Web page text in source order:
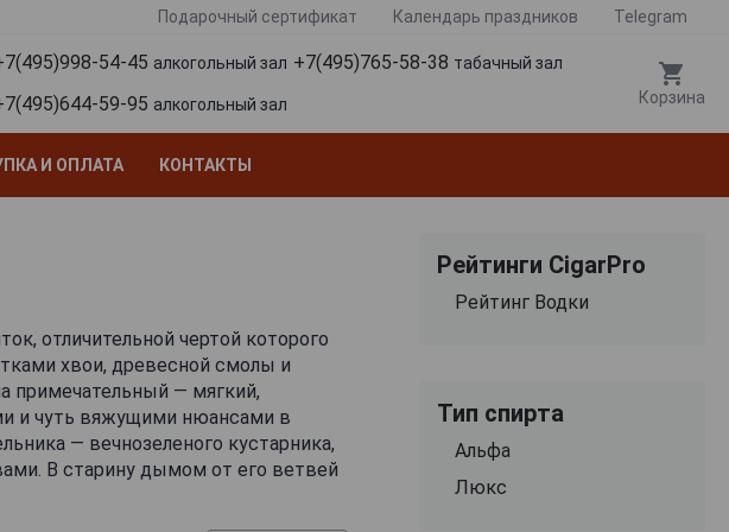
Подарочный сертификат Календарь праздников Telegram
54-45 алкогольный зал +7(495)765-58-38 табачный зал
59-95 алкогольный зал Корзина
И ОПЛАТА КОНТАКТЫ
отличительной чертой которого
хвои, древесной смолы и
примечательный — мягкий,
и чуть вяжущими нюансами в
— вечнозеленого кустарника,
В старину дымом от его ветвей
из хвои и плодов растения
рецепты легли в
Рейтинги CigarPro
Рейтинг Водки
Тип спирта
Альфа
Люкс